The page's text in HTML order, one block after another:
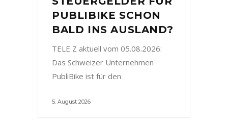
PUBLIBIKE SCHON
BALD INS AUSLAND?
TELE Z aktuell vom 05.08.2026:
Das Schweizer Unternehmen
PubliBike ist für den
5. August 2026